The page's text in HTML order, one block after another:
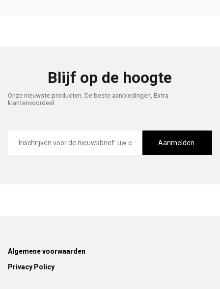
Blijf op de hoogte
Onze nieuwste producten, De beste aanbiedingen, Extra
klantenvoordeel
mailadres
Aanmelden
Footer
Algemene voorwaarden
Privacy Policy